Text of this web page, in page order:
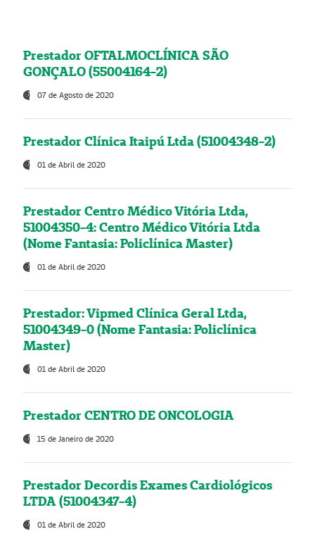
Prestador OFTALMOCLÍNICA SÃO
GONÇALO (55004164-2)
07 de Agosto de 2020
Prestador Clínica Itaipú Ltda (51004348-2)
01 de Abril de 2020
Prestador Centro Médico Vitória Ltda,
51004350-4: Centro Médico Vitória Ltda
(Nome Fantasia: Policlínica Master)
01 de Abril de 2020
Prestador: Vipmed Clínica Geral Ltda,
51004349-0 (Nome Fantasia: Policlínica
Master)
01 de Abril de 2020
Prestador CENTRO DE ONCOLOGIA
15 de Janeiro de 2020
Prestador Decordis Exames Cardiológicos
LTDA (51004347-4)
01 de Abril de 2020